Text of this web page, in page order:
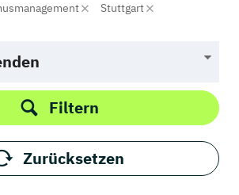
Stuttgart
Filtern
Zurücksetzen